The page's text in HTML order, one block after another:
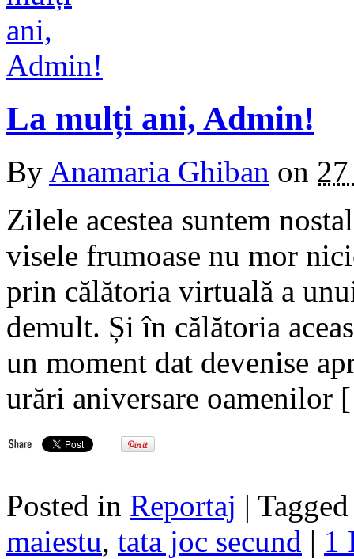
La mulți ani, Admin!
By Anamaria Ghiban on
Zilele acestea suntem
visele frumoase nu mor
prin călătoria virtuală a
demult. Și în călătoria
un moment dat devenise
urări aniversare
Posted in Reportaj | Tagged
maiestu, tata joc secund | 1